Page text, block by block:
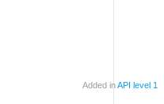
Added inAPI level 1